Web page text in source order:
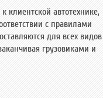
клиентской автотехнике,
с правилами
для всех видов
грузовиками и